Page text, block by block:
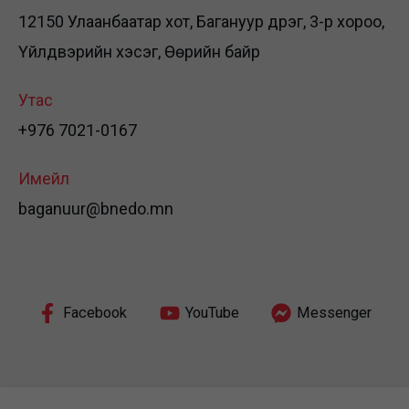
12150 Улаанбаатар хот, Багануур дүүрэг, 3-р хороо,
Үйлдвэрийн хэсэг, Өөрийн байр
Утас
+976 7021-0167
Имейл
baganuur@bnedo.mn
Facebook YouTube Messenger